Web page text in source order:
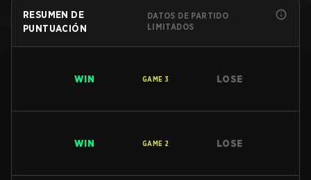
RESUMEN DE
PUNTUACIÓN
DATOS DE PARTIDO
LIMITADOS
WIN GAME 3 LOSE
WIN GAME 2 LOSE